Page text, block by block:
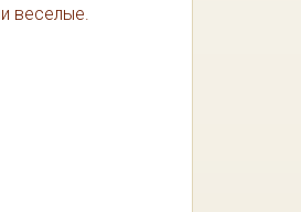
веселые.